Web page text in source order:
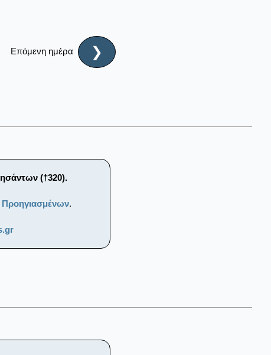
Επόμενη ημέρα ❯
(†320).
Προηγιασμένων.